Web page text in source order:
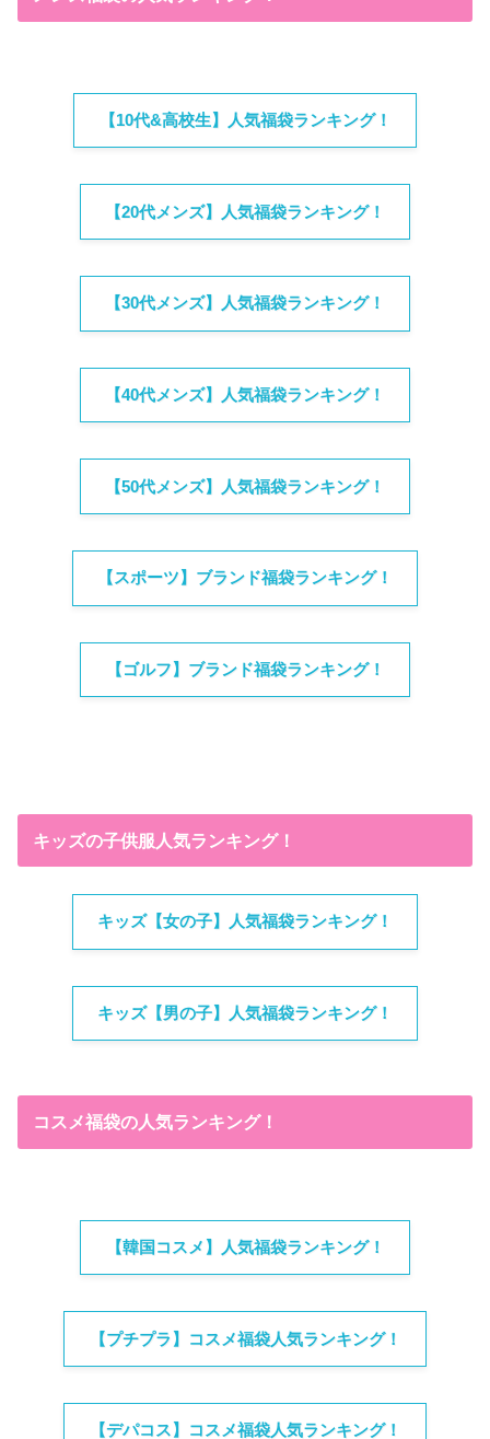
【10代&高校生】人気福袋ランキング！
【20代メンズ】人気福袋ランキング！
【30代メンズ】人気福袋ランキング！
【40代メンズ】人気福袋ランキング！
【50代メンズ】人気福袋ランキング！
【スポーツ】ブランド福袋ランキング！
【ゴルフ】ブランド福袋ランキング！
キッズの子供服人気ランキング！
キッズ【女の子】人気福袋ランキング！
キッズ【男の子】人気福袋ランキング！
コスメ福袋の人気ランキング！
【韓国コスメ】人気福袋ランキング！
【プチプラ】コスメ福袋人気ランキング！
【デパコス】コスメ福袋人気ランキング！